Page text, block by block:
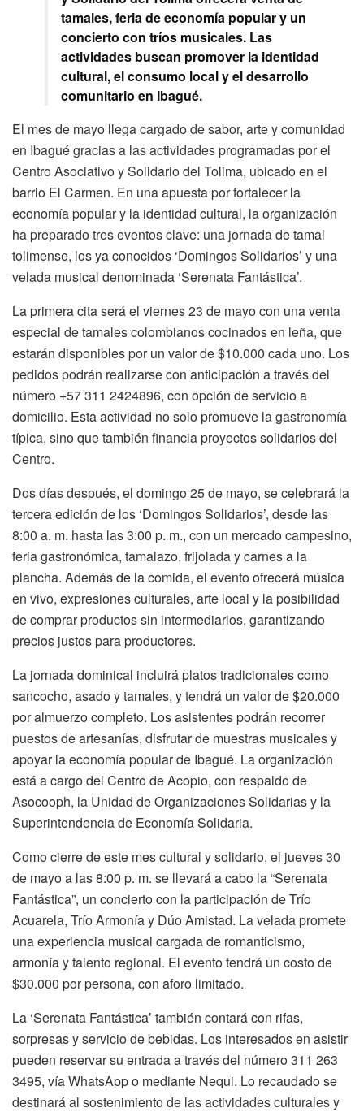
tamales, feria de economía popular y un
concierto con tríos musicales. Las
actividades buscan promover la identidad
cultural, el consumo local y el desarrollo
comunitario en Ibagué.
El mes de mayo llega cargado de sabor, arte y comunidad
en Ibagué gracias a las actividades programadas por el
Centro Asociativo y Solidario del Tolima, ubicado en el
barrio El Carmen. En una apuesta por fortalecer la
economía popular y la identidad cultural, la organización
ha preparado tres eventos clave: una jornada de tamal
tolimense, los ya conocidos ‘Domingos Solidarios’ y una
velada musical denominada ‘Serenata Fantástica’.
La primera cita será el viernes 23 de mayo con una venta
especial de tamales colombianos cocinados en leña, que
estarán disponibles por un valor de $10.000 cada uno. Los
pedidos podrán realizarse con anticipación a través del
número +57 311 2424896, con opción de servicio a
domicilio. Esta actividad no solo promueve la gastronomía
típica, sino que también financia proyectos solidarios del
Centro.
Dos días después, el domingo 25 de mayo, se celebrará la
tercera edición de los ‘Domingos Solidarios’, desde las
8:00 a. m. hasta las 3:00 p. m., con un mercado campesino,
feria gastronómica, tamalazo, frijolada y carnes a la
plancha. Además de la comida, el evento ofrecerá música
en vivo, expresiones culturales, arte local y la posibilidad
de comprar productos sin intermediarios, garantizando
precios justos para productores.
La jornada dominical incluirá platos tradicionales como
sancocho, asado y tamales, y tendrá un valor de $20.000
por almuerzo completo. Los asistentes podrán recorrer
puestos de artesanías, disfrutar de muestras musicales y
apoyar la economía popular de Ibagué. La organización
está a cargo del Centro de Acopio, con respaldo de
Asocooph, la Unidad de Organizaciones Solidarias y la
Superintendencia de Economía Solidaria.
Como cierre de este mes cultural y solidario, el jueves 30
de mayo a las 8:00 p. m. se llevará a cabo la “Serenata
Fantástica”, un concierto con la participación de Trío
Acuarela, Trío Armonía y Dúo Amistad. La velada promete
una experiencia musical cargada de romanticismo,
armonía y talento regional. El evento tendrá un costo de
$30.000 por persona, con aforo limitado.
La ‘Serenata Fantástica’ también contará con rifas,
sorpresas y servicio de bebidas. Los interesados en asistir
pueden reservar su entrada a través del número 311 263
3495, vía WhatsApp o mediante Nequi. Lo recaudado se
destinará al sostenimiento de las actividades culturales y